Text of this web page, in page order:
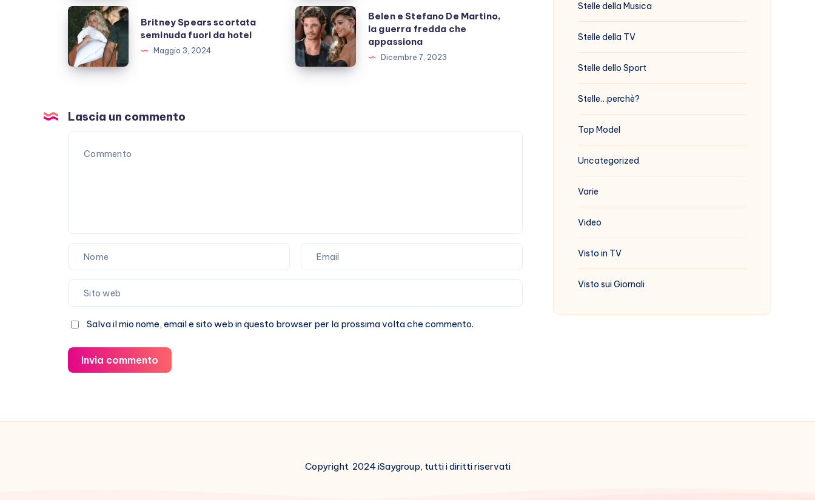
il
secondo
figlio
mamma
Britney
Spears
scortata
seminuda
hotel
Britney Spears scortata
seminuda fuori da hotel
Maggio 3, 2024
Belen
e
Stefano
De
fredda
Belen e Stefano De Martino,
la guerra fredda che
appassiona
Dicembre 7, 2023
Lascia un commento
Salva il mio nome, email e sito web in questo browser per la prossima volta che commento.
Invia commento
Stelle della Musica
Stelle della TV
Stelle dello Sport
Stelle…perchè?
Top Model
Uncategorized
Varie
Video
Visto in TV
Visto sui Giornali
Copyright 2024 iSaygroup, tutti i diritti riservati